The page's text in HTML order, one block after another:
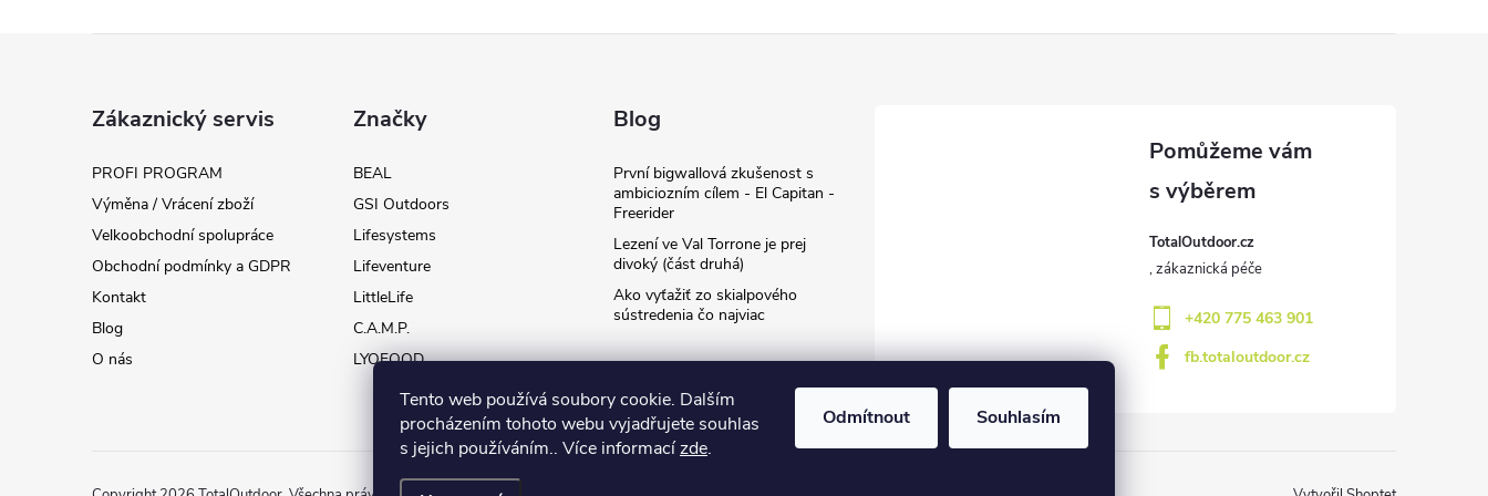
Tento web používá soubory cookie. Dalším
procházením tohoto webu vyjadřujete souhlas
s jejich používáním.. Více informacízde.
Odmítnout Souhlasím
Zákaznický servis
PROFI PROGRAM
Výměna / Vrácení zboží
Velkoobchodní spolupráce
Obchodní podmínky a GDPR
Kontakt
Blog
O nás
Značky
BEAL
GSI Outdoors
Lifesystems
Lifeventure
LittleLife
C.A.M.P.
LYOFOOD
Blog
První bigwallová zkušenost s
ambiciozním cílem - El Capitan -
Freerider
Lezení ve Val Torrone je prej
divoký (část druhá)
Ako vyťažiť zo skialpového
sústredenia čo najviac
TotalOutdoor.cz
+420 775 463 901
fb.totaloutdoor.cz